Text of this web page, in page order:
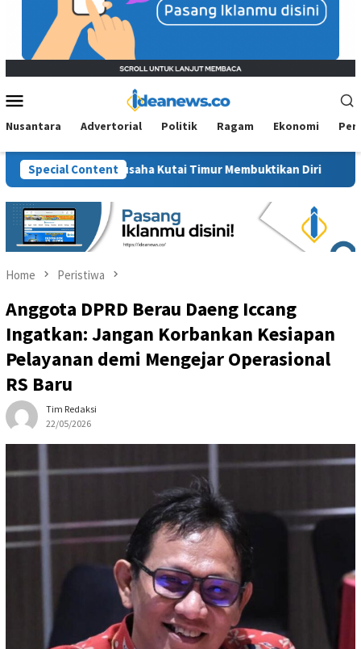
Menu
Nusantara Advertorial Politik Ragam Ekonomi
Special Content
Pengusaha Kutai Timur Membuktikan Diri Viral Ucapan
Home Peristiwa
Anggota DPRD Berau Daeng Iccang
Ingatkan: Jangan Korbankan Kesiapan
Pelayanan demi Mengejar Operasional
RS Baru
Tim Redaksi
22/05/2026